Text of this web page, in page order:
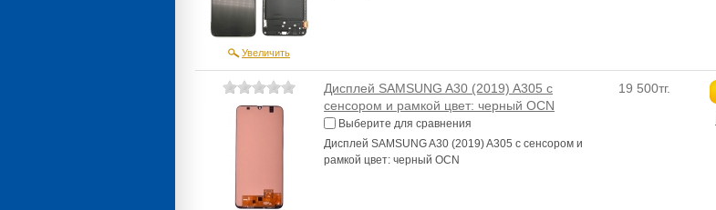
Увеличить
Дисплей SAMSUNG A30 (2019) A305 с
сенсором и рамкой цвет: черный OCN
Выберите для сравнения
Дисплей SAMSUNG A30 (2019) A305 с сенсором и
рамкой цвет: черный OCN
19 500тг.